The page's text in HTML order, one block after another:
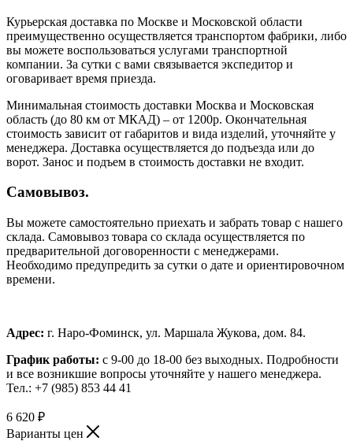
Курьерская доставка по Москве и Московской области
преимущественно осуществляется транспортом фабрики, либо
вы можете воспользоваться услугами транспортной
компании. За сутки с вами связывается экспедитор и
оговаривает время приезда.
Минимальная стоимость доставки Москва и Московская
область (до 80 км от МКАД) – от 1200р. Окончательная
стоимость зависит от габаритов и вида изделий, уточняйте у
менеджера. Доставка осуществляется до подъезда или до
ворот. Занос и подъем в стоимость доставки не входит.
Самовывоз.
Вы можете самостоятельно приехать и забрать товар с нашего
склада. Самовывоз товара со склада осуществляется по
предварительной договоренности с менеджерами.
Необходимо предупредить за сутки о дате и ориентировочном
времени.
Адрес: г. Наро-Фоминск, ул. Маршала Жукова, дом. 84.
График работы: с 9-00 до 18-00 без выходных. Подробности
и все возникшие вопросы уточняйте у нашего менеджера.
Тел.: +7 (985) 853 44 41
6 620 ₽
Варианты цен